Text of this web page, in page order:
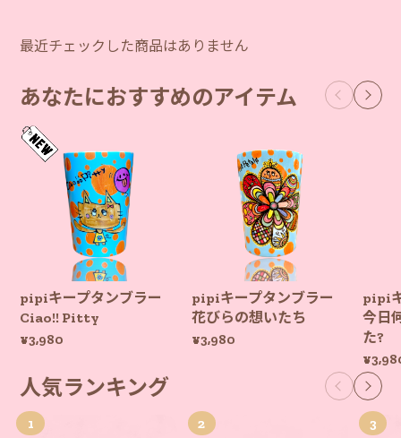
最近チェックした商品はありません
あなたにおすすめのアイテム
pipiキープタンブラー
Ciao!! Pitty
¥3,980
pipiキープタンブラー
花びらの想いたち
¥3,980
pipi
今日
た?
人気ランキング